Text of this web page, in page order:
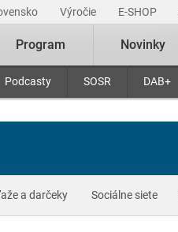
Výročie E-SHOP
Podcasty SOSR DAB+
Program Novinky
a darčeky Sociálne siete